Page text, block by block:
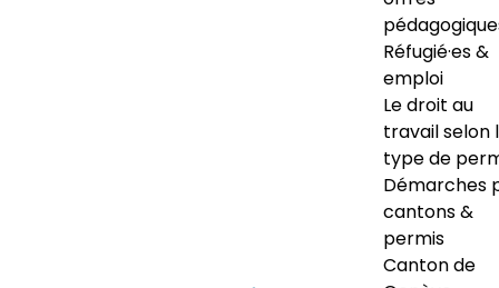
Réfugié·es &
emploi
Le droit au
travail selon
type de
Démarches
cantons &
permis
Canton de